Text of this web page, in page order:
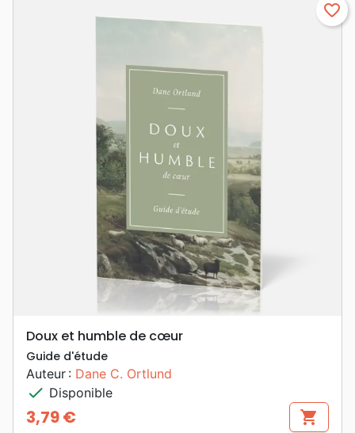
favorite_border
Doux et humble de cœur
Guide d'étude
Auteur : Dane C. Ortlund
check Disponible
Prix
3,79 € shopping_cart